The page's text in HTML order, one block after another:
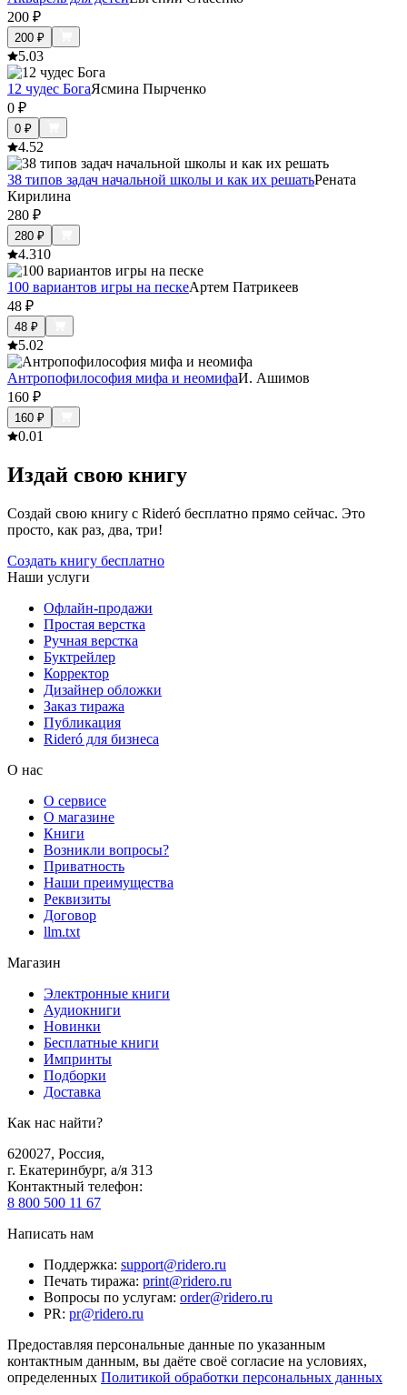
200 ₽
200 ₽
5.03
12 чудес БогаЯсмина Пырченко
0 ₽
0 ₽
4.52
38 типов задач начальной школы и как их решатьРената
Кирилина
280 ₽
280 ₽
4.310
100 вариантов игры на пескеАртем Патрикеев
48 ₽
48 ₽
5.02
Антропофилософия мифа и неомифаИ. Ашимов
160 ₽
160 ₽
0.01
Издай свою книгу
Создай свою книгу с Rideró бесплатно прямо сейчас. Это
просто, как раз, два, три!
Создать книгу бесплатно
Наши услуги
Офлайн-продажи
Простая верстка
Ручная верстка
Буктрейлер
Корректор
Дизайнер обложки
Заказ тиража
Публикация
Rideró для бизнеса
О нас
О сервисе
О магазине
Книги
Возникли вопросы?
Приватность
Наши преимущества
Реквизиты
Договор
llm.txt
Магазин
Электронные книги
Аудиокниги
Новинки
Бесплатные книги
Импринты
Подборки
Доставка
Как нас найти?
620027, Россия,
г. Екатеринбург, а/я 313
Контактный телефон:
8 800 500 11 67
Написать нам
Поддержка: support@ridero.ru
Печать тиража: print@ridero.ru
Вопросы по услугам: order@ridero.ru
PR: pr@ridero.ru
Предоставляя персональные данные по указанным
контактным данным, вы даёте своё согласие на условиях,
определенных Политикой обработки персональных данных